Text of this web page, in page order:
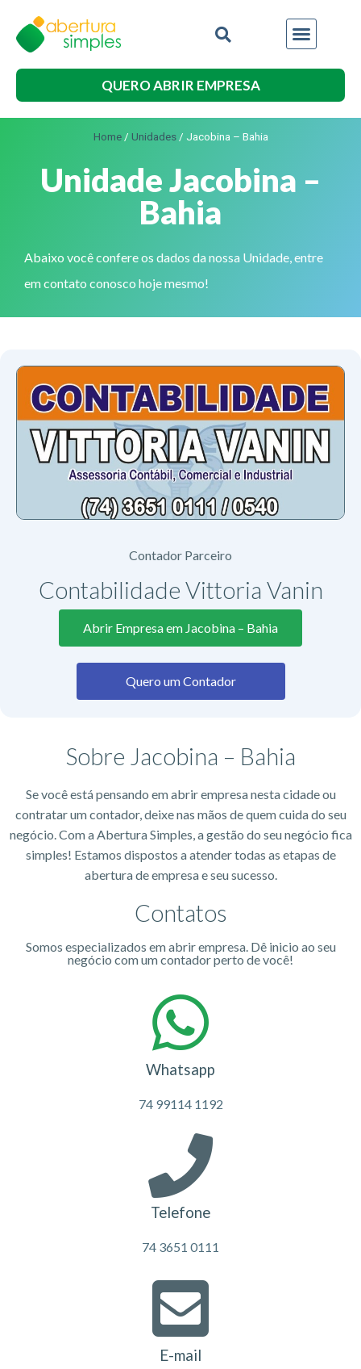
QUERO ABRIR EMPRESA
Home/ Unidades/ Jacobina – Bahia
Unidade Jacobina –
Bahia
Abaixo você confere os dados da nossa Unidade, entre
em contato conosco hoje mesmo!
Contador Parceiro
Contabilidade Vittoria Vanin
Abrir Empresa em Jacobina – Bahia
Quero um Contador
Sobre Jacobina – Bahia
Se você está pensando em abrir empresa nesta cidade ou
contratar um contador, deixe nas mãos de quem cuida do seu
negócio. Com a Abertura Simples, a gestão do seu negócio fica
simples! Estamos dispostos a atender todas as etapas de
abertura de empresa e seu sucesso.
Contatos
Somos especializados em abrir empresa. Dê inicio ao seu
negócio com um contador perto de você!
Whatsapp
74 99114 1192
Telefone
74 3651 0111
E-mail